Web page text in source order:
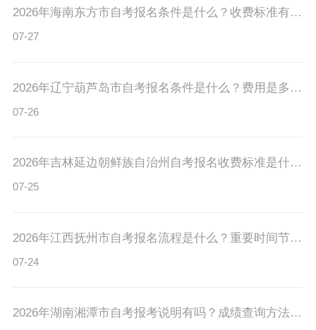
2026年海南东方市自考报名条件是什么？收费标准有吗？
07-27
2026年辽宁葫芦岛市自考报名条件是什么？费用是多少？
07-26
2026年吉林延边朝鲜族自治州自考报名收费标准是什么？注册流程有吗？
07-25
2026年江西抚州市自考报名流程是什么？重要时间节点有吗？
07-24
2026年湖南湘潭市自考报考说明有吗？成绩查询方法有吗？